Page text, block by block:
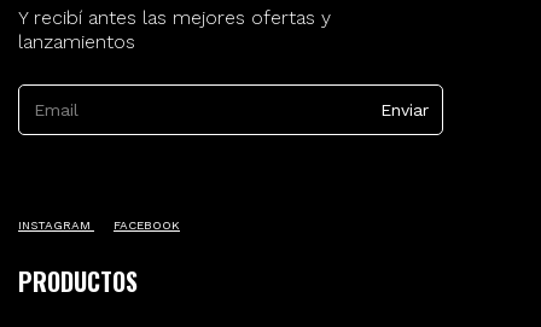
Y recibí antes las mejores ofertas y
lanzamientos
INSTAGRAM FACEBOOK
PRODUCTOS